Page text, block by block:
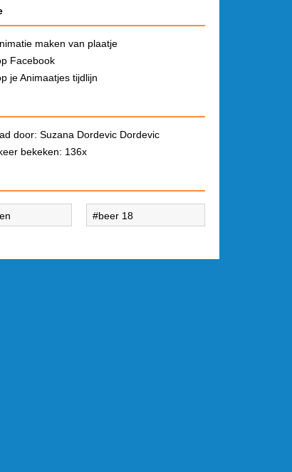
maken van plaatje
Facebook
je Animaatjes tijdlijn
door: Suzana Dordevic Dordevic
bekeken: 136x
beer 18